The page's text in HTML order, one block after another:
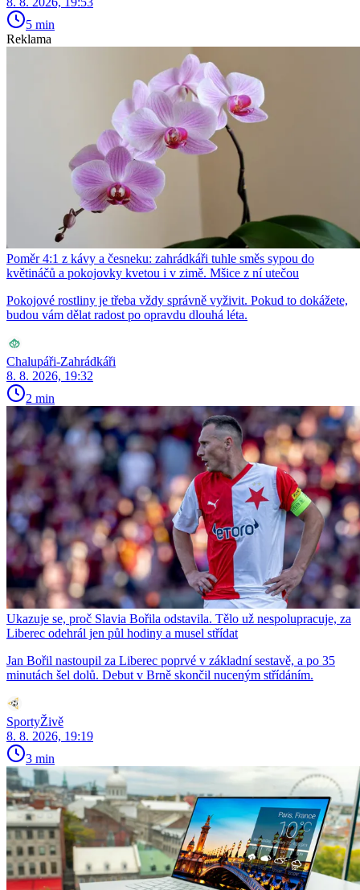
5 min
Reklama
Poměr 4:1 z kávy a česneku: zahrádkáři tuhle směs sypou do
květináčů a pokojovky kvetou i v zimě. Mšice z ní utečou
Pokojové rostliny je třeba vždy správně vyživit. Pokud to dokážete,
budou vám dělat radost po opravdu dlouhá léta.
Chalupáři-Zahrádkáři
8. 8. 2026, 19:32
2 min
Ukazuje se, proč Slavia Bořila odstavila. Tělo už nespolupracuje, za
Liberec odehrál jen půl hodiny a musel střídat
Jan Bořil nastoupil za Liberec poprvé v základní sestavě, a po 35
minutách šel dolů. Debut v Brně skončil nuceným střídáním.
SportyŽivě
8. 8. 2026, 19:19
3 min